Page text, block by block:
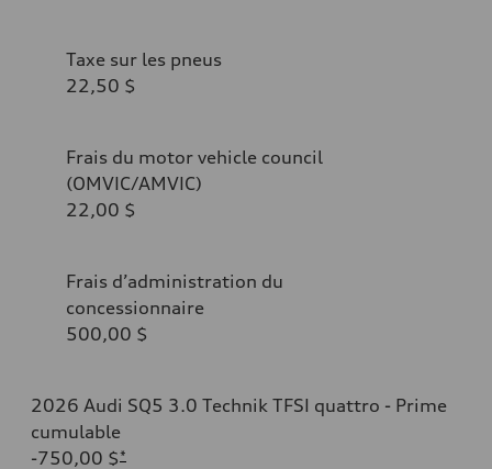
Taxe sur les pneus
22,50 $
Frais du motor vehicle council
(OMVIC/AMVIC)
22,00 $
Frais d’administration du
concessionnaire
500,00 $
2026 Audi SQ5 3.0 Technik TFSI quattro - Prime
cumulable
-750,00 $*